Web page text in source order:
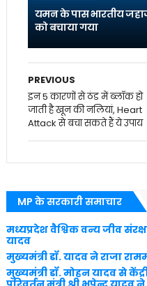
यमन के पास भारतीय
को बचाया गया
PREVIOUS
इन 5 कारणों से ठंड में ब्लॉक हो
जाती है खून की नलियां, Heart
Attack से बचा सकते हैं ये उपाय
MP के सरकारी समाचार
मध्यप्रदेश वैश्विक वन्य जीव
यादव
मुख्यमंत्री डॉ. यादव ने राजा
मुख्यमंत्री डॉ. मोहन यादव से